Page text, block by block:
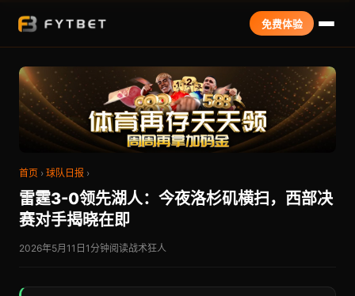
免费体验
首页 › 球队日报 ›
雷霆3-0领先湖人：今夜洛杉矶横扫，西部决
赛对手揭晓在即
2026年5月11日 1分钟阅读战术狂人